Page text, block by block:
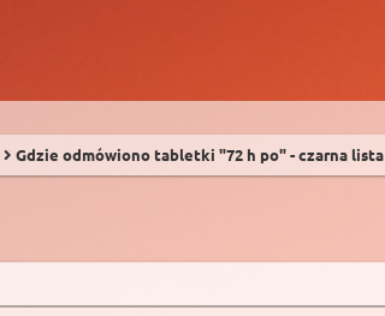
Gdzie odmówiono tabletki "72 h po" - czarna lista